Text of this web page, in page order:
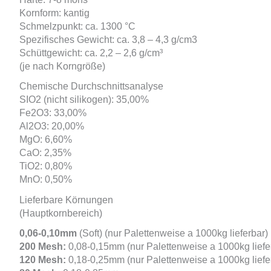
Kornform: kantig
Schmelzpunkt: ca. 1300 °C
Spezifisches Gewicht: ca. 3,8 – 4,3 g/cm3
Schüttgewicht: ca. 2,2 – 2,6 g/cm³
(je nach Korngröße)
Chemische Durchschnittsanalyse
SIO2 (nicht silikogen): 35,00%
Fe2O3: 33,00%
Al2O3: 20,00%
MgO: 6,60%
CaO: 2,35%
TiO2: 0,80%
MnO: 0,50%
Lieferbare Körnungen
(Hauptkornbereich)
0,06-0,10mm (Soft) (nur Palettenweise a 1000kg lieferbar)
200 Mesh: 0,08-0,15mm (nur Palettenweise a 1000kg
120 Mesh: 0,18-0,25mm (nur Palettenweise a 1000kg